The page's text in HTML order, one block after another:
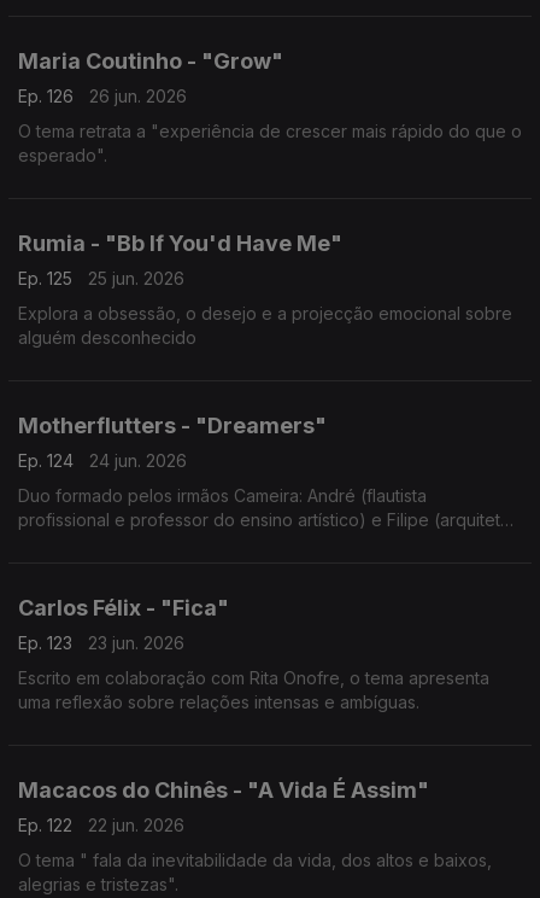
Maria Coutinho - "Grow"
Ep. 126
26 jun. 2026
O tema retrata a "experiência de crescer mais rápido do que o
esperado".
Rumia - "Bb If You'd Have Me"
Ep. 125
25 jun. 2026
Explora a obsessão, o desejo e a projecção emocional sobre
alguém desconhecido
Motherflutters - "Dreamers"
Ep. 124
24 jun. 2026
Duo formado pelos irmãos Cameira: André (flautista
profissional e professor do ensino artístico) e Filipe (arquiteto
Carlos Félix - "Fica"
Ep. 123
23 jun. 2026
Escrito em colaboração com Rita Onofre, o tema apresenta
uma reflexão sobre relações intensas e ambíguas.
Macacos do Chinês - "A Vida É Assim"
Ep. 122
22 jun. 2026
O tema " fala da inevitabilidade da vida, dos altos e baixos,
alegrias e tristezas".